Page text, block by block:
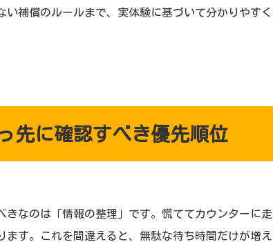
補償のルールまで、実体験に基づいて分かりやすく
先に確認すべき優先順位
なのは「情報の整理」です。慌ててカウンターに走
す。これを間違えると、無駄な待ち時間だけが増え